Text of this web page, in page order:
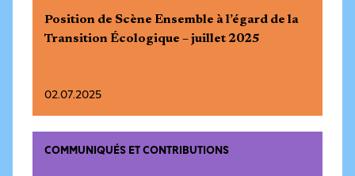
Position de Scène Ensemble à l’égard de la
Transition Écologique – juillet 2025
02.07.2025
COMMUNIQUÉS ET CONTRIBUTIONS